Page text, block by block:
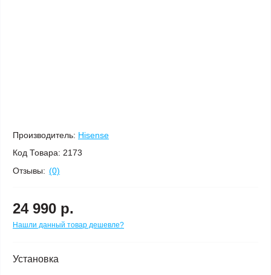
Производитель: Hisense
Код Товара: 2173
Отзывы: (0)
24 990 р.
Нашли данный товар дешевле?
Установка